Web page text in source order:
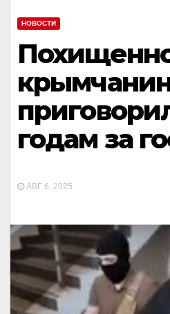
НОВОСТИ
годам за
АВГ 6, 2025